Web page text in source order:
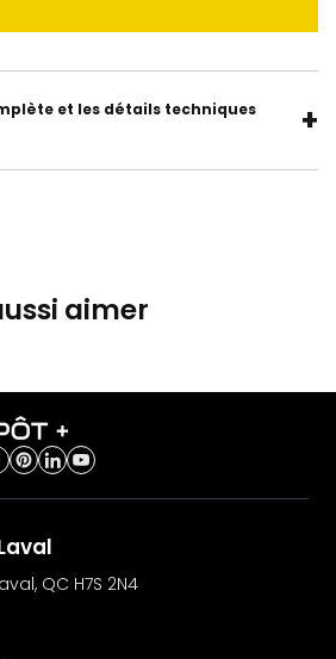
et les détails techniques +
aimer
QC H7S 2N4